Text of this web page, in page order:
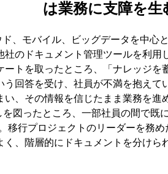
、モバイル、ビッグデータを中心
社のドキュメント管理ツールを利
ートを取ったところ、「ナレッジ
う回答を受け、社員が不満を抱えて
い、その情報を信じたまま業務を
を図ったところ、一部社員の間で既
移行プロジェクトのリーダーを務
く、階層的にドキュメントを分け